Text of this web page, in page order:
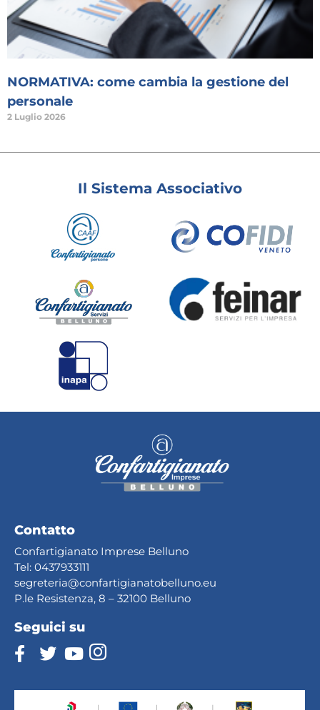
NORMATIVA: come cambia la gestione del
personale
2 Luglio 2026
Il Sistema Associativo
Contatto
Confartigianato Imprese Belluno
Tel: 0437933111
segreteria@confartigianatobelluno.eu
P.le Resistenza, 8 – 32100 Belluno
Seguici su